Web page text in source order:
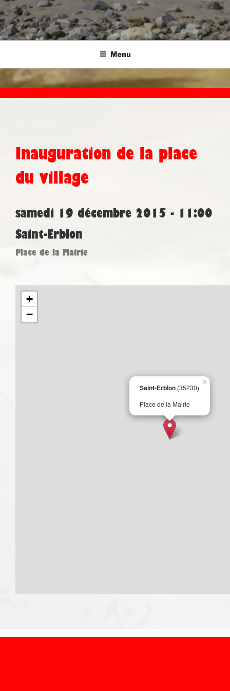
Menu
Inauguration de la place
du village
samedi 19 décembre 2015 - 11:00
Saint-Erblon
Place de la Mairie
Saint-Erblon (35230)
Place de la Mairie
×
+
−